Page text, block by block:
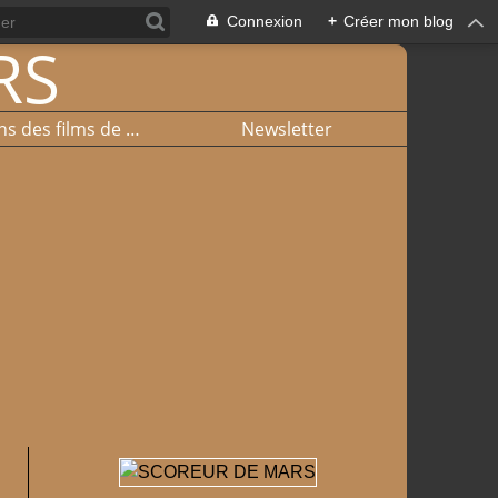
Connexion + Créer mon blog
Liste et liens des films de basket Newsletter